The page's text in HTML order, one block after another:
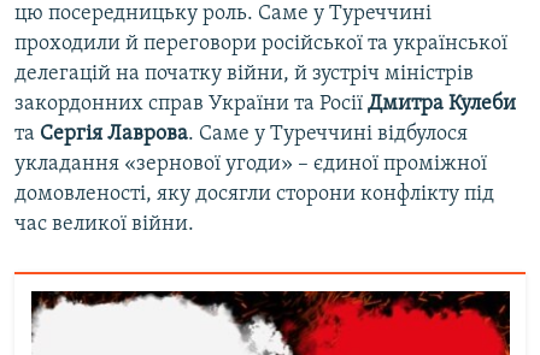
цю посередницьку роль. Саме у Туреччині
проходили й переговори російської та української
делегацій на початку війни, й зустріч міністрів
закордонних справ України та Росії Дмитра Кулеби
та Сергія Лаврова. Саме у Туреччині відбулося
укладання «зернової угоди» – єдиної проміжної
домовленості, яку досягли сторони конфлікту під
час великої війни.